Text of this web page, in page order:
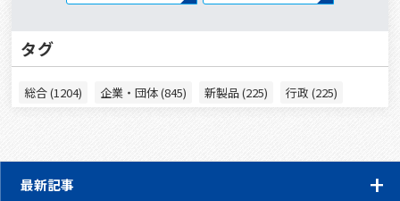
タグ
総合 (1204) 企業・団体 (845) 新製品 (225) 行政 (225)
最新記事